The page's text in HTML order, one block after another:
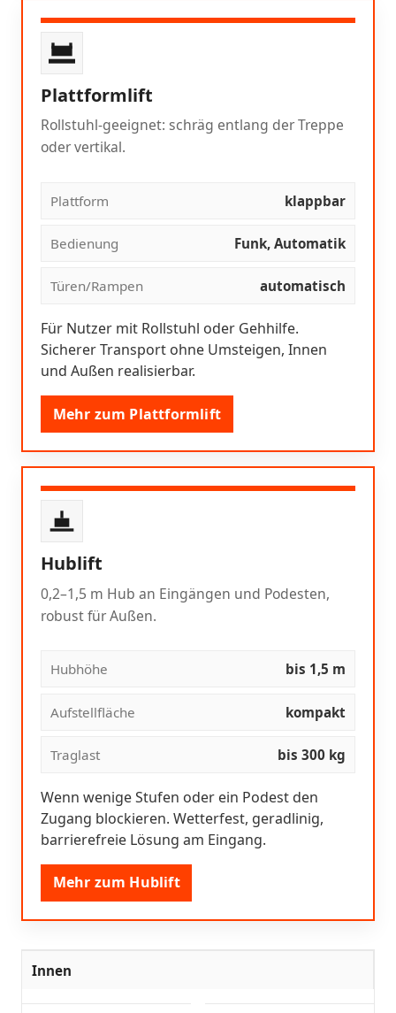
Plattformlift
Rollstuhl-geeignet: schräg entlang der Treppe
oder vertikal.
Plattform klappbar
Bedienung Funk, Automatik
Türen/Rampen automatisch
Für Nutzer mit Rollstuhl oder Gehhilfe.
Sicherer Transport ohne Umsteigen, Innen
und Außen realisierbar.
Mehr zum Plattformlift
Hublift
0,2–1,5 m Hub an Eingängen und Podesten,
robust für Außen.
Hubhöhe bis 1,5 m
Aufstellfläche kompakt
Traglast bis 300 kg
Wenn wenige Stufen oder ein Podest den
Zugang blockieren. Wetterfest, geradlinig,
barrierefreie Lösung am Eingang.
Mehr zum Hublift
Innen